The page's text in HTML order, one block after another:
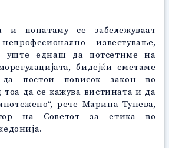
и понатаму се забележуваат
известување,
уште еднаш да потсетиме на
бидејќи сметаме
постои повисок закон во
тоа да се кажува вистината и да
рече Марина Тунева,
на Советот за етика во